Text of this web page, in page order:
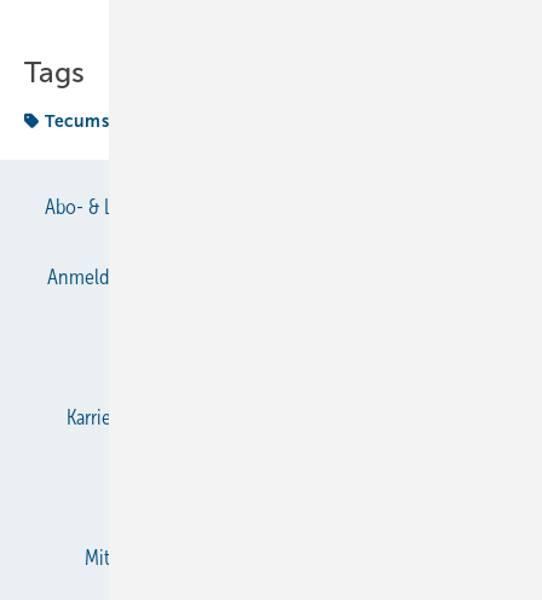
Tags
Tecumseh
Abo- & Leserservice
Anmelden
Karriere bei Gentner
Mitgliedschaften und Engagement